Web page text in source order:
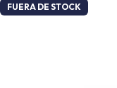
FUERA DE STOCK